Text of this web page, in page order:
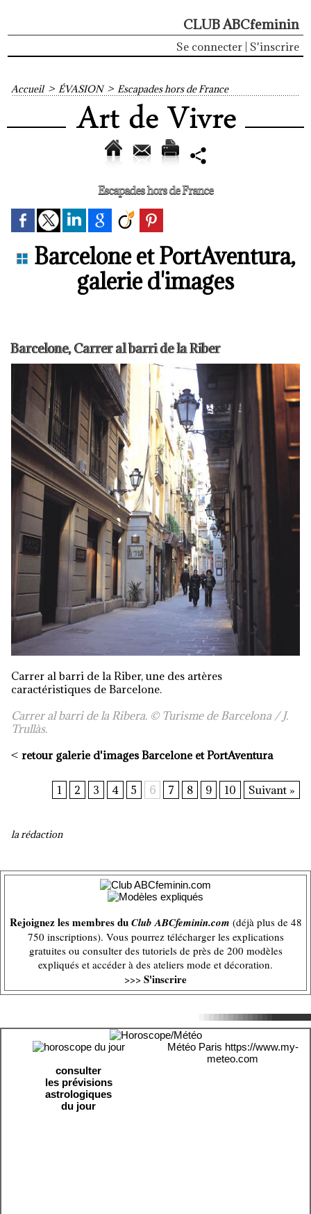
CLUB ABCfeminin
Se connecter S'inscrire
Accueil > ÉVASION > Escapades hors de France
Escapades hors de France
Barcelone et PortAventura,
galerie d'images
Barcelone, Carrer al barri de la Riber
Carrer al barri de la Riber, une des artères
caractéristiques de Barcelone.
Carrer al barri de la Ribera. © Turisme de Barcelona / J.
Trullàs.
< retour galerie d'images Barcelone et PortAventura
1 2 3 4 5 6 7 8 9 10 Suivant »
la rédaction
Rejoignez les membres duClub ABCfeminin.com (déjà plus de 48
750 inscriptions). Vous pourrez télécharger les explications
gratuites ou consulter des tutoriels de près de 200 modèles
expliqués et accéder à des ateliers mode et décoration.
>>> S'inscrire
consulter
les prévisions
astrologiques
du jour
Météo Paris https://www.my-
meteo.com